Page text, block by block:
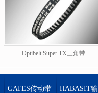
Optibelt Super TX三角带
GATES传动带 HABASIT